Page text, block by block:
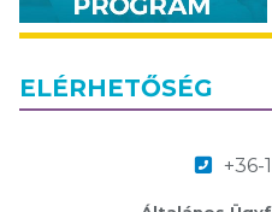
ELÉRHETŐSÉG
+36-